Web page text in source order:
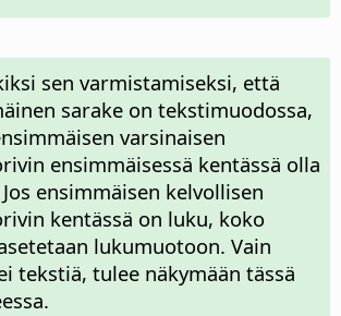
sen varmistamiseksi, että
sarake on tekstimuodossa,
varsinaisen
ensimmäisessä kentässä olla
ensimmäisen kelvollisen
kentässä on luku, koko
lukumuotoon. Vain
tekstiä, tulee näkymään tässä